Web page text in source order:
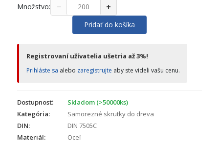
Množstvo: − +
Pridať do košíka
Registrovaní užívatelia ušetria až 3%!
Prihláste sa alebo zaregistrujte aby ste videli vašu cenu.
Dostupnosť:
Skladom (>50000ks)
Kategória:
Samorezné skrutky do dreva
DIN:
DIN 7505C
Materiál:
Oceľ